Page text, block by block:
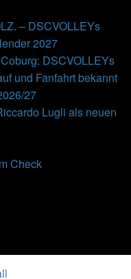
– DSCVOLLEYs
2027
DSCVOLLEYs
und Fanfahrt bekannt
27
Lugli als neuen
Check